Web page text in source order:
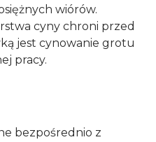
wiórów.
cyny chroni przed
jest cynowanie grotu
pracy.
bezpośrednio z